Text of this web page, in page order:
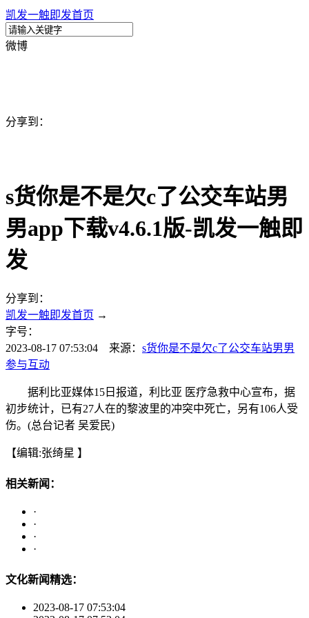
凯发一触即发首页
微博
分享到：
s货你是不是欠c了公交车站男
男app下载v4.6.1版-凯发一触即
发
分享到：
凯发一触即发首页 →
字号：
2023-08-17 07:53:04 来源： s货你是不是欠c了公交车站男男
参与互动
据利比亚媒体15日报道，利比亚 医疗急救中心宣布，据
初步统计，已有27人在的黎波里的冲突中死亡，另有106人受
伤。(总台记者 吴爱民)
【编辑:张绮星 】
相关新闻：
·
·
·
·
文化新闻精选：
2023-08-17 07:53:04